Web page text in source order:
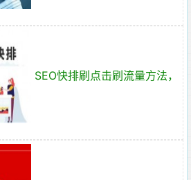
SEO快排刷点击刷流量方法，